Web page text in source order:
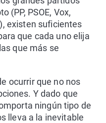
(PP, PSOE, Vox,
existen suficientes
que cada uno elija
que más se
ocurrir que no nos
Y dado que
ningún tipo de
lleva a la inevitable